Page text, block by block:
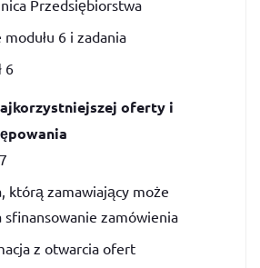
Przedsiębiorstwa
6 i zadania
6
oferty i
którą zamawiający może
sfinansowanie zamówienia
z otwarcia ofert